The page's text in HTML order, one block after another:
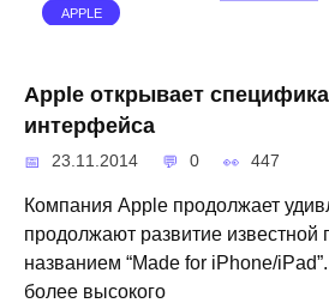
APPLE
Apple открывает
интерфейса
23.11.2014 0 447
Компания Apple продолжает
продолжают развитие
названием “Made for iPhone/
более высокого